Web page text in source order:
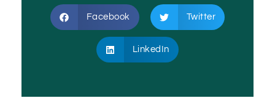
Facebook Twitter
LinkedIn